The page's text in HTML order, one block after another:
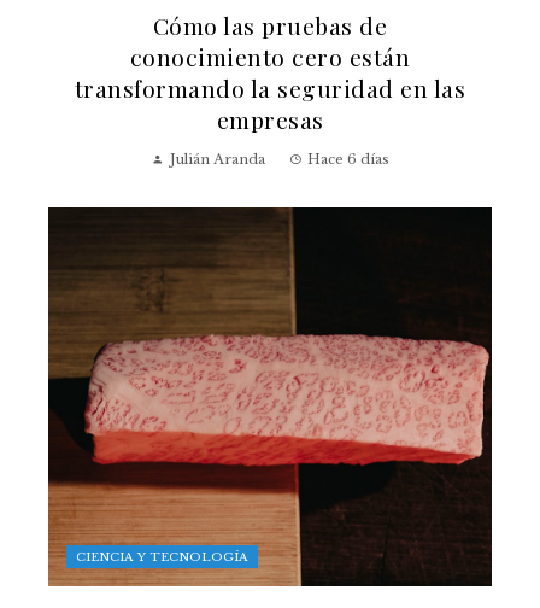
Cómo las pruebas de
conocimiento cero están
transformando la seguridad en las
empresas
Julián Aranda Hace 6 días
CIENCIA Y TECNOLOGÍA